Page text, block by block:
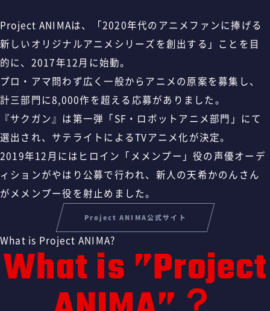
Project ANIMAは、「2020年代のアニメファンに捧げる
新しいオリジナルアニメシリーズを創出する」ことを目
的に、2017年12月に始動。
プロ・アマ問わず広く一般からアニメの原案を募集し、
計三部門に8,000作を超える応募がありました。
『サクガン』は第一弾「SF・ロボットアニメ部門」にて
選出され、サテライトによるTVアニメ化が決定。
2019年12月にはヒロイン「メメンプー」役の声優オーデ
ィションがやはり公募で行われ、新人の天希かのんさん
がメメンプー役を射止めました。
Project ANIMA公式サイト
What is Project ANIMA?
What is ”Project